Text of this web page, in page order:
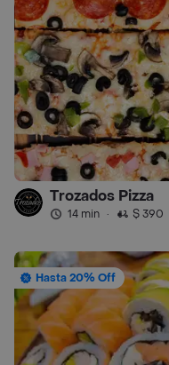
Trozados Pizza
14 min · $ 390
Hasta 20% Off